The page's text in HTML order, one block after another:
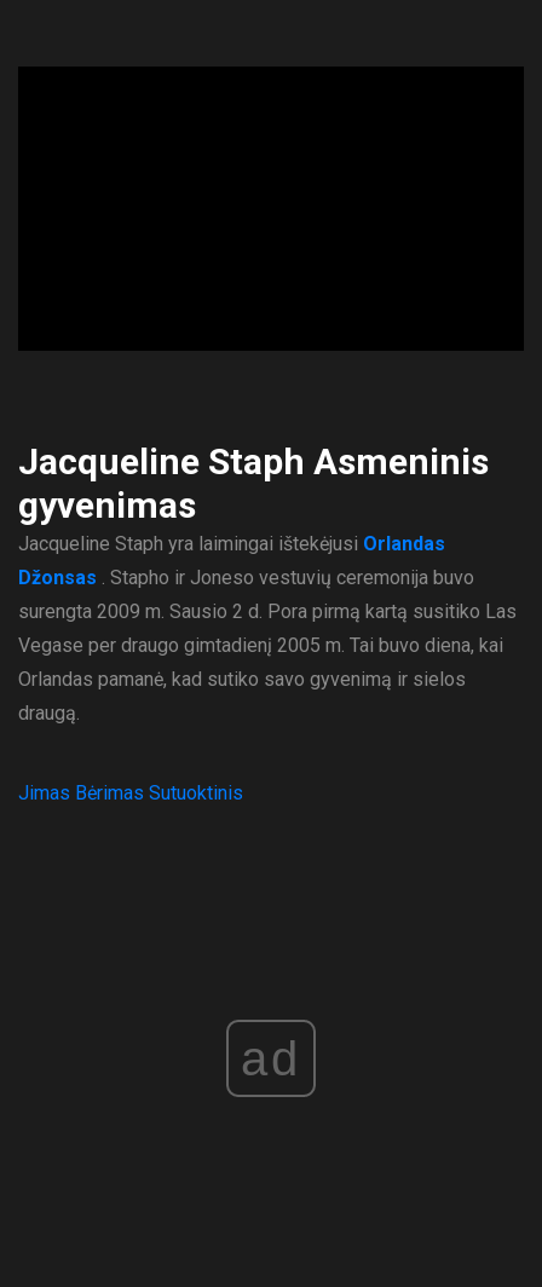
Jacqueline Staph Asmeninis
gyvenimas
Jacqueline Staph yra laimingai ištekėjusi Orlandas
Džonsas . Stapho ir Joneso vestuvių ceremonija buvo
surengta 2009 m. Sausio 2 d. Pora pirmą kartą susitiko Las
Vegase per draugo gimtadienį 2005 m. Tai buvo diena, kai
Orlandas pamanė, kad sutiko savo gyvenimą ir sielos
draugą.
Jimas Bėrimas Sutuoktinis
ad